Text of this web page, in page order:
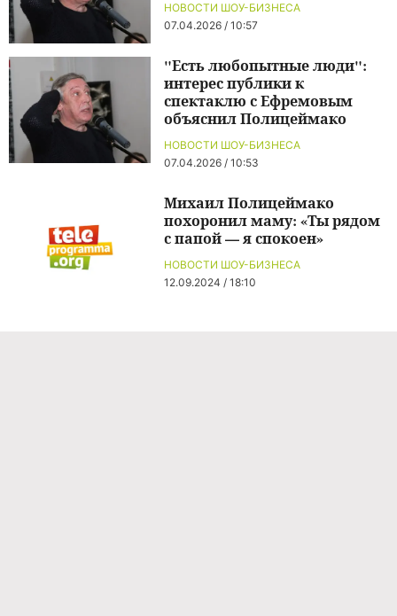
НОВОСТИ ШОУ-БИЗНЕСА
07.04.2026 / 10:57
НОВОСТИ ШОУ-БИЗНЕСА
07.04.2026 / 10:53
"Есть любопытные люди":
интерес публики к
спектаклю с Ефремовым
объяснил Полицеймако
НОВОСТИ ШОУ-БИЗНЕСА
12.09.2024 / 18:10
Михаил Полицеймако
похоронил маму: «Ты рядом
с папой — я спокоен»